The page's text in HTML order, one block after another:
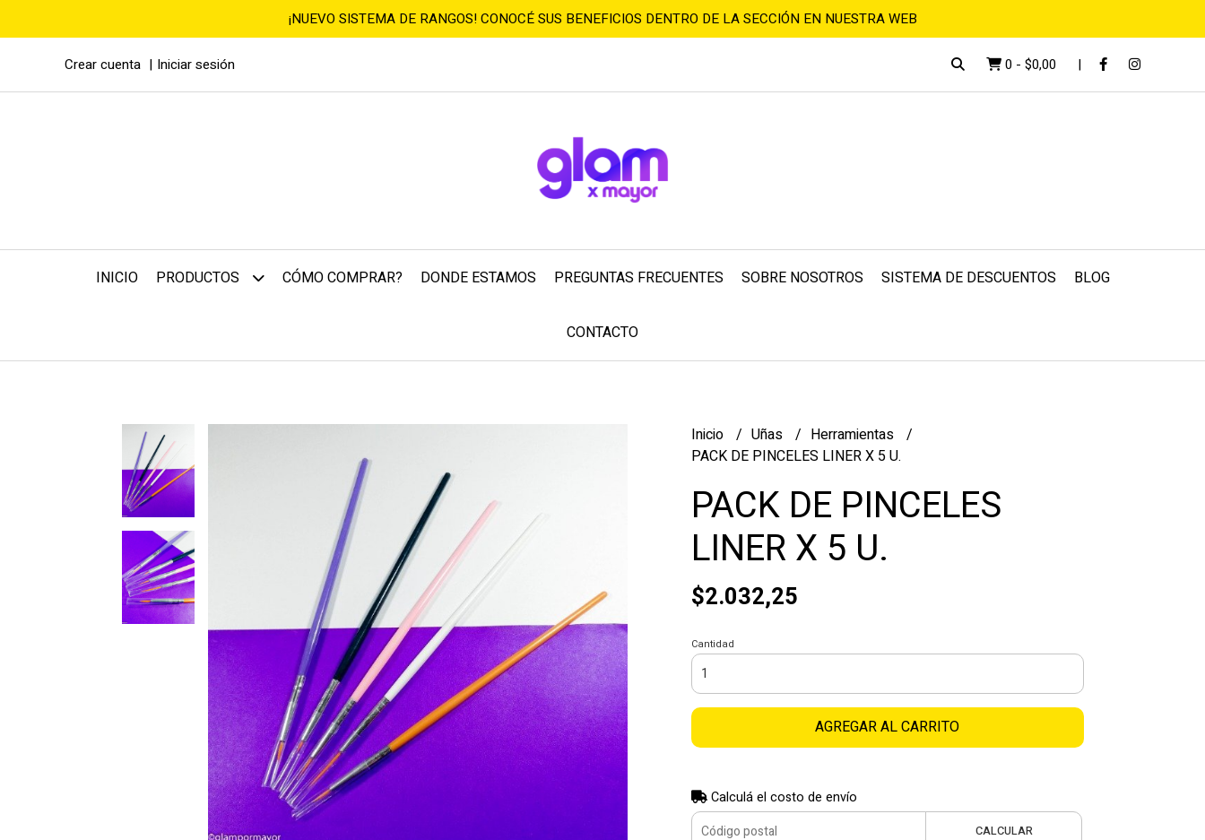
¡NUEVO SISTEMA DE RANGOS! CONOCÉ SUS BENEFICIOS DENTRO DE LA SECCIÓN EN NUESTRA WEB
Crear cuenta Iniciar sesión 0 - $0,00
INICIO PRODUCTOS CÓMO COMPRAR? DONDE ESTAMOS PREGUNTAS FRECUENTES SOBRE NOSOTROS SISTEMA DE DESCUENTOS BLOG
CONTACTO
Inicio Uñas
Herramientas
PACK DE PINCELES LINER X 5 U.
PACK DE PINCELES
LINER X 5 U.
$2.032,25
Cantidad
AGREGAR AL CARRITO
Calculá el costo de envío
CALCULAR